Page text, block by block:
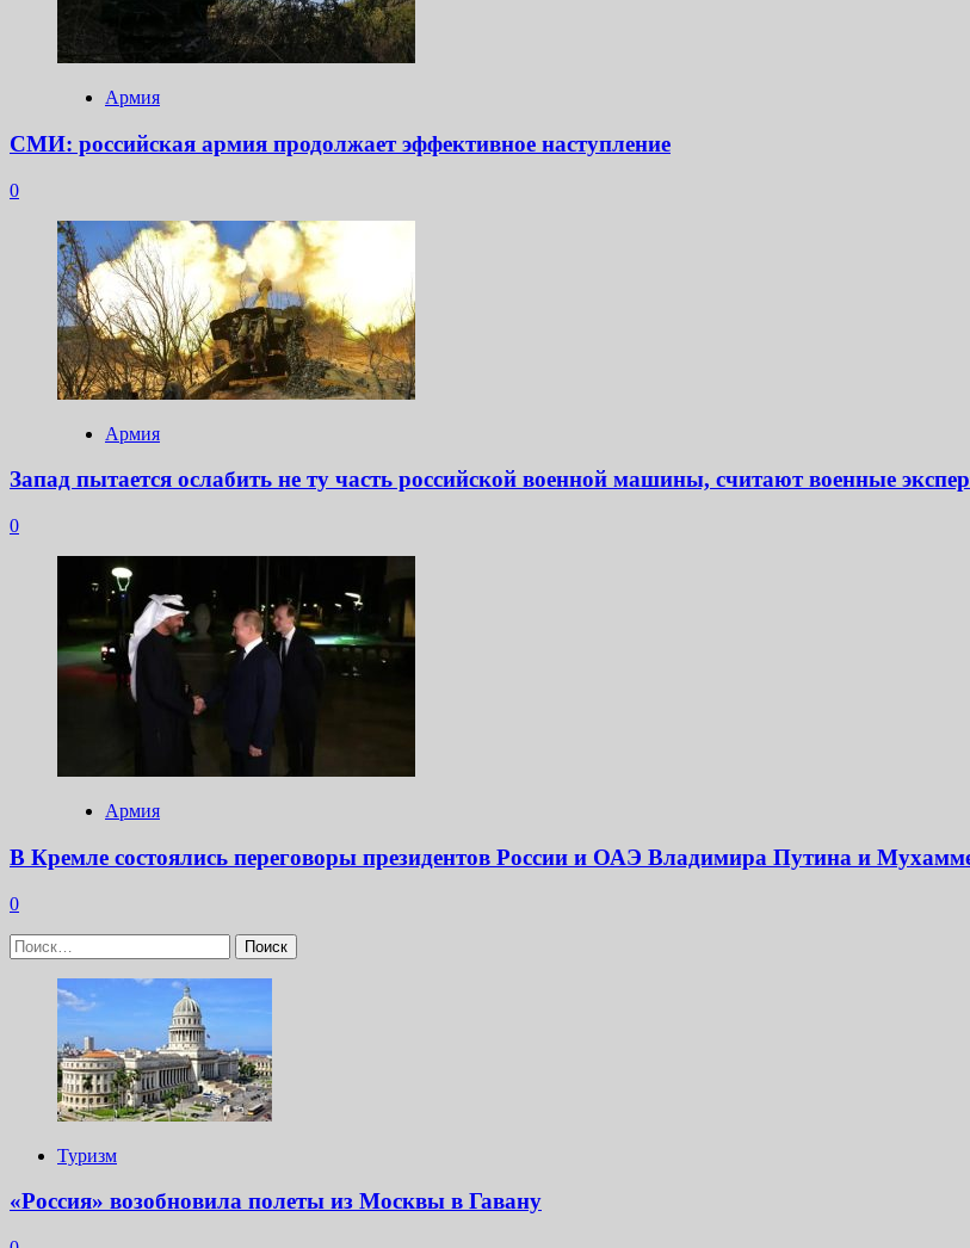
Армия
СМИ: российская армия продолжает эффективное наступление
0
Армия
Запад пытается ослабить не ту часть российской военной машины, считают военные
0
Армия
В Кремле состоялись переговоры президентов России и ОАЭ Владимира Путина и
0
Найти:
Туризм
«Россия» возобновила полеты из Москвы в Гавану